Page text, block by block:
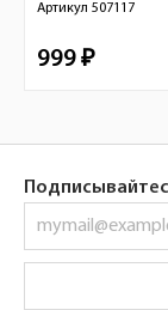
Артикул 507117
999 ₽